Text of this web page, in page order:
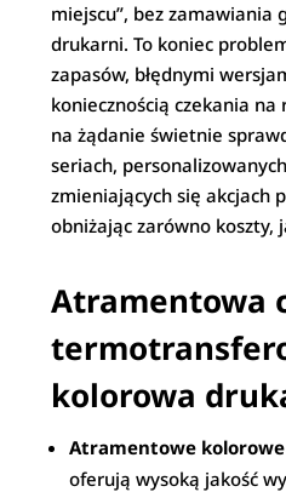
miejscu”, bez zamawiania
drukarni. To koniec
zapasów, błędnymi
koniecznością czekania
na żądanie świetnie
seriach,
zmieniających się akcjach
obniżając zarówno koszty,
Atramentowa
kolorowa
Atramentowe
oferują wysoką jakość